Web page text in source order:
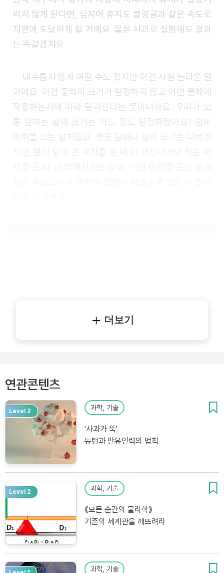
리지 않게 된다면, 심지어 휴지도 볼링공과 같은 속도로
지면에 도달하게 될 거예요. 물론 사과로 실험해도 결과
는 똑같겠지요.
대수롭지 않게 여길 수도 있지만 이건 사실 놀라운 일
이에요. 이건 중력의 크기가 일정하지 않고 어떤 물체에
작용하는지에 따라 달라진다는 뜻이니까요. 우리가 보
통 말하는 힘의 크기는 어느 정도 일정하잖아요? 말이
더보기
연관콘텐츠
Level 2 과학, 기술
'사과가 뚝'
뉴턴과 만유인력의 법칙
Level 2 과학, 기술
《모든 순간의 물리학》
기존의 세계관을 깨뜨려라
과학, 기술